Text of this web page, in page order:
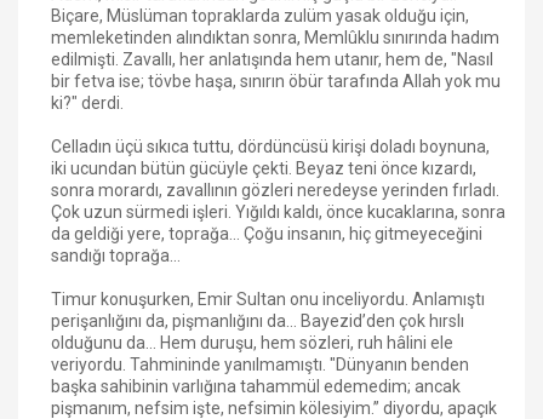
Biçare, Müslüman topraklarda zulüm yasak olduğu için,
memleketinden alındıktan sonra, Memlûklu sınırında hadım
edilmişti. Zavallı, her anlatışında hem utanır, hem de, "Nasıl
bir fetva ise; tövbe haşa, sınırın öbür tarafında Allah yok mu
ki?" derdi.
Celladın üçü sıkıca tuttu, dördüncüsü kirişi doladı boynuna,
iki ucundan bütün gücüyle çekti. Beyaz teni önce kızardı,
sonra morardı, zavallının gözleri neredeyse yerinden fırladı.
Çok uzun sürmedi işleri. Yığıldı kaldı, önce kucaklarına, sonra
da geldiği yere, toprağa… Çoğu insanın, hiç gitmeyeceğini
sandığı toprağa…
Timur konuşurken, Emir Sultan onu inceliyordu. Anlamıştı
perişanlığını da, pişmanlığını da… Bayezid’den çok hırslı
olduğunu da… Hem duruşu, hem sözleri, ruh hâlini ele
veriyordu. Tahmininde yanılmamıştı. "Dünyanın benden
başka sahibinin varlığına tahammül edemedim; ancak
pişmanım, nefsim işte, nefsimin kölesiyim.” diyordu, apaçık